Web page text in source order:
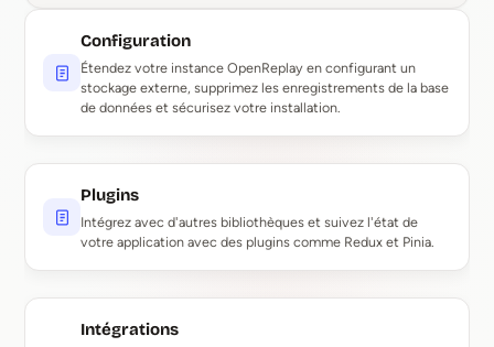
Configuration
Étendez votre instance OpenReplay en configurant un
stockage externe, supprimez les enregistrements de la base
de données et sécurisez votre installation.
Plugins
Intégrez avec d'autres bibliothèques et suivez l'état de
votre application avec des plugins comme Redux et Pinia.
Intégrations